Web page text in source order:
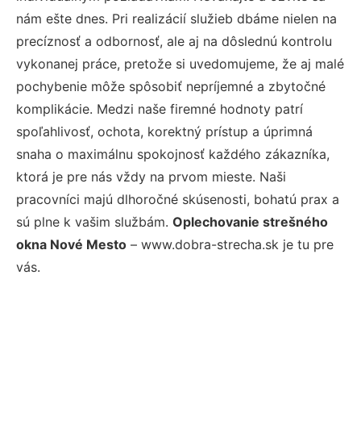
nám ešte dnes. Pri realizácií služieb dbáme nielen na
precíznosť a odbornosť, ale aj na dôslednú kontrolu
vykonanej práce, pretože si uvedomujeme, že aj malé
pochybenie môže spôsobiť nepríjemné a zbytočné
komplikácie. Medzi naše firemné hodnoty patrí
spoľahlivosť, ochota, korektný prístup a úprimná
snaha o maximálnu spokojnosť každého zákazníka,
ktorá je pre nás vždy na prvom mieste. Naši
pracovníci majú dlhoročné skúsenosti, bohatú prax a
sú plne k vašim službám. Oplechovanie strešného
okna Nové Mesto – www.dobra-strecha.sk je tu pre
vás.